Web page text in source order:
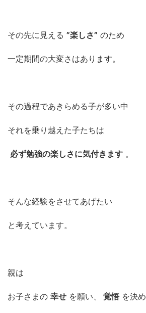
その先に見える ”楽しさ” のため
一定期間の大変さはあります。
その過程であきらめる子が多い中
それを乗り越えた子たちは
必ず勉強の楽しさに気付きます 。
そんな経験をさせてあげたい
と考えています。
親は
お子さまの 幸せ を願い、 覚悟 を決め